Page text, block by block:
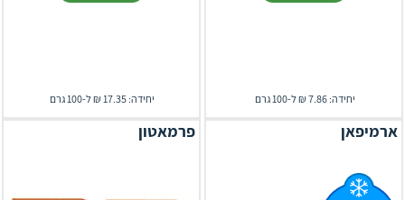
יחידה: 7.86 ₪ ל-100 גרם יחידה: 17.35 ₪ ל-100 גרם
ארמיפאן פרמאטון